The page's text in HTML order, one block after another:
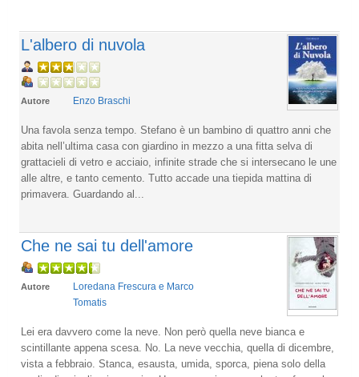
L'albero di nuvola
Autore Enzo Braschi
Una favola senza tempo. Stefano è un bambino di quattro anni che
abita nell’ultima casa con giardino in mezzo a una fitta selva di
grattacieli di vetro e acciaio, infinite strade che si intersecano le une
alle altre, e tanto cemento. Tutto accade una tiepida mattina di
primavera. Guardando al...
Che ne sai tu dell'amore
Autore
Loredana Frescura e Marco
Tomatis
Lei era davvero come la neve. Non però quella neve bianca e
scintillante appena scesa. No. La neve vecchia, quella di dicembre,
vista a febbraio. Stanca, esausta, umida, sporca, piena solo della